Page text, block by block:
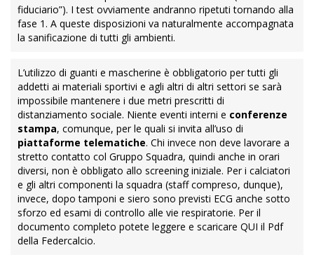
fiduciario”). I test ovviamente andranno ripetuti tornando alla
fase 1. A queste disposizioni va naturalmente accompagnata
la sanificazione di tutti gli ambienti.
L’utilizzo di guanti e mascherine è obbligatorio per tutti gli
addetti ai materiali sportivi e agli altri di altri settori se sarà
impossibile mantenere i due metri prescritti di
distanziamento sociale. Niente eventi interni e conferenze
stampa, comunque, per le quali si invita all’uso di
piattaforme telematiche. Chi invece non deve lavorare a
stretto contatto col Gruppo Squadra, quindi anche in orari
diversi, non è obbligato allo screening iniziale. Per i calciatori
e gli altri componenti la squadra (staff compreso, dunque),
invece, dopo tamponi e siero sono previsti ECG anche sotto
sforzo ed esami di controllo alle vie respiratorie. Per il
documento completo potete leggere e scaricare QUI il Pdf
della Federcalcio.